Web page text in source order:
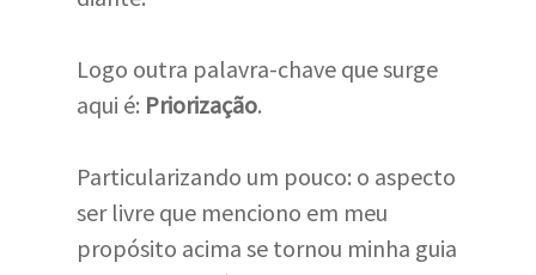
Logo outra palavra-chave que surge
aqui é: Priorização.
Particularizando um pouco: o aspecto
ser livre que menciono em meu
propósito acima se tornou minha guia